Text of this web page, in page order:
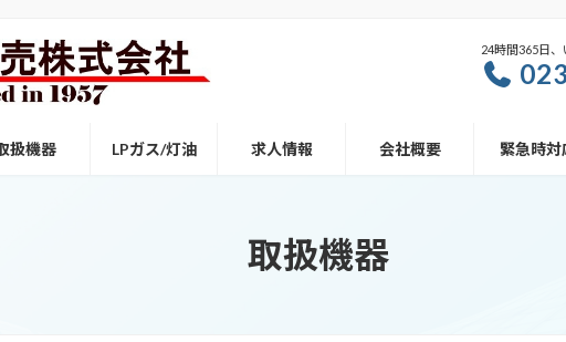
24時間365日
扱機器 LPガス/灯油 求人情報 会社概要 緊急時対
取扱機器